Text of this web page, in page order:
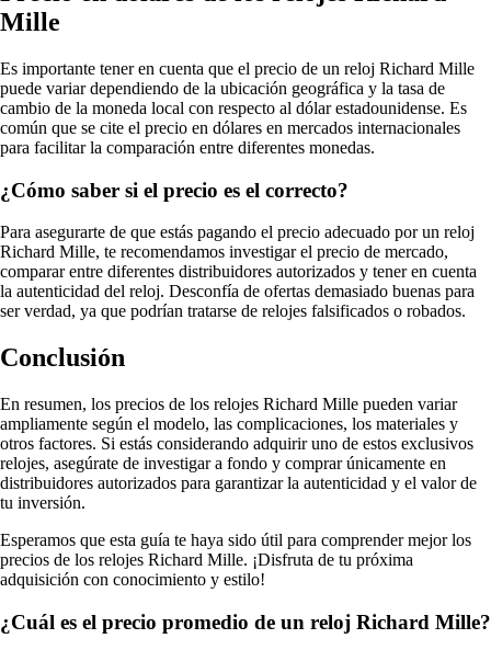
Mille
Es importante tener en cuenta que el precio de un reloj Richard Mille
puede variar dependiendo de la ubicación geográfica y la tasa de
cambio de la moneda local con respecto al dólar estadounidense. Es
común que se cite el precio en dólares en mercados internacionales
para facilitar la comparación entre diferentes monedas.
¿Cómo saber si el precio es el correcto?
Para asegurarte de que estás pagando el precio adecuado por un reloj
Richard Mille, te recomendamos investigar el precio de mercado,
comparar entre diferentes distribuidores autorizados y tener en cuenta
la autenticidad del reloj. Desconfía de ofertas demasiado buenas para
ser verdad, ya que podrían tratarse de relojes falsificados o robados.
Conclusión
En resumen, los precios de los relojes Richard Mille pueden variar
ampliamente según el modelo, las complicaciones, los materiales y
otros factores. Si estás considerando adquirir uno de estos exclusivos
relojes, asegúrate de investigar a fondo y comprar únicamente en
distribuidores autorizados para garantizar la autenticidad y el valor de
tu inversión.
Esperamos que esta guía te haya sido útil para comprender mejor los
precios de los relojes Richard Mille. ¡Disfruta de tu próxima
adquisición con conocimiento y estilo!
¿Cuál es el precio promedio de un reloj Richard Mille?